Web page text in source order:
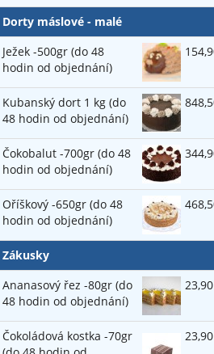
Dorty máslové - malé
Ježek -500gr (do 48
hodin od objednání)
Kubanský dort 1 kg (do
48 hodin od objednání)
Čokobalut -700gr (do 48
hodin od objednání)
Oříškový -650gr (do 48
hodin od objednání)
Zákusky
Ananasový řez -80gr (do
48 hodin od objednání)
Čokoládová kostka -70gr